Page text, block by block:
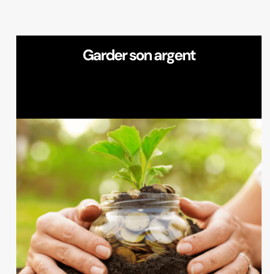
Garder son argent